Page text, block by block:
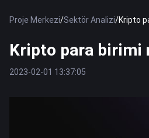
Proje Merkezi/Sektör Analizi/Kripto
Kripto para birimi
2023-02-01 13:37:05